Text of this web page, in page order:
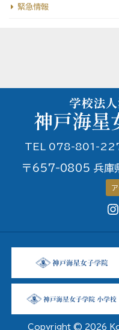
緊急情報
TEL 078-801-
〒657-0805 兵庫
Copyright © 2026